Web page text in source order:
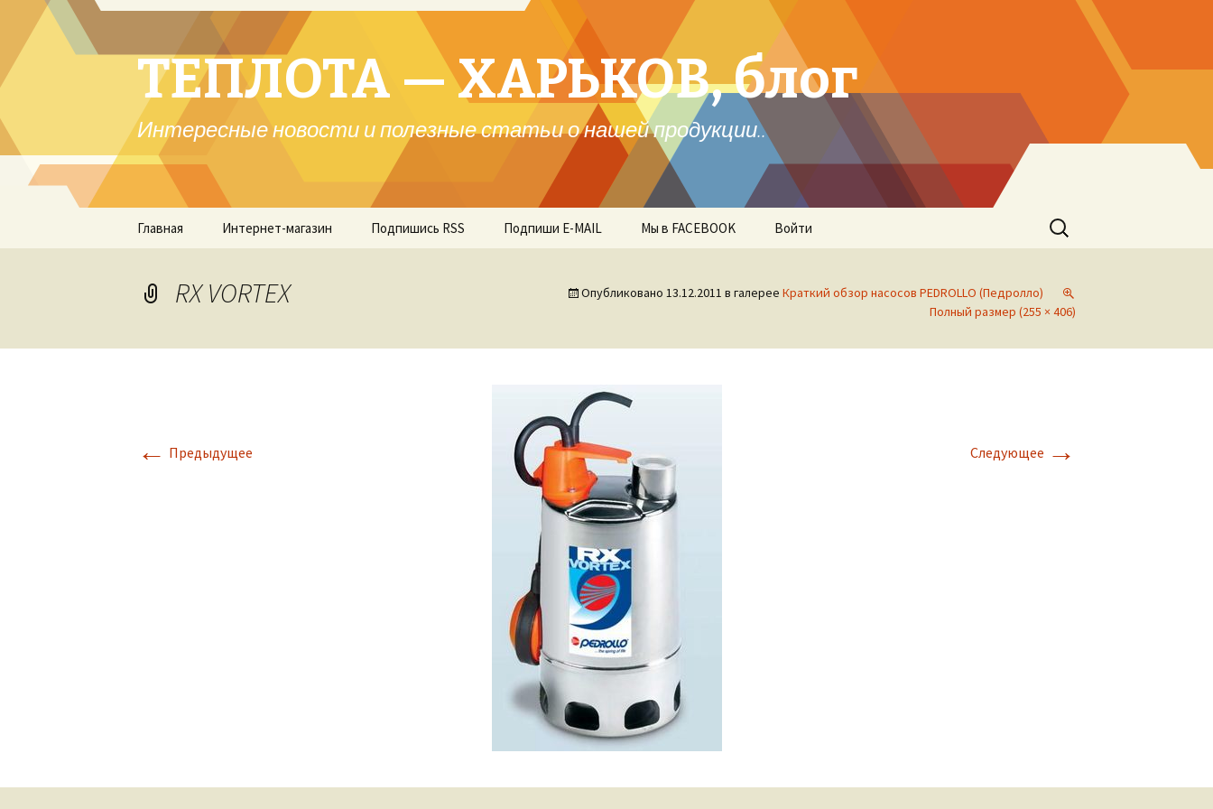
ТЕПЛОТА — ХАРЬКОВ, блог
Интересные новости и полезные статьи о нашей продукции..
Перейти
Главная Интернет-магазин Подпишись RSS Подпиши E-MAIL Мы в FACEBOOK Войти Найти:
RX VORTEX Опубликовано 13.12.2011 в галерее Краткий обзор насосов PEDROLLO (Педролло)
Полный размер (255 × 406)
← Предыдущее Следующее →